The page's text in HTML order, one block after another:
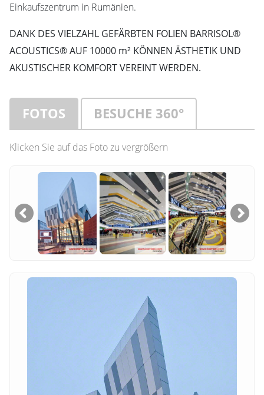
Einkaufszentrum in Rumänien.
DANK DES VIELZAHL GEFÄRBTEN FOLIEN BARRISOL®
ACOUSTICS® AUF 10000 m² KÖNNEN ÄSTHETIK UND
AKUSTISCHER KOMFORT VEREINT WERDEN.
FOTOS BESUCHE 360°
Klicken Sie auf das Foto zu vergrößern